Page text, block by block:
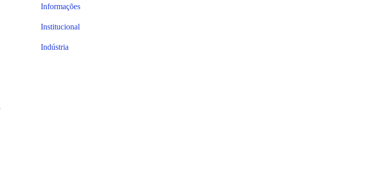
Informações
Institucional
Indústria